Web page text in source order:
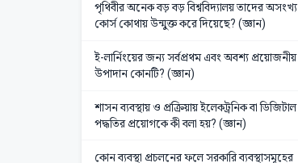
পৃথিবীর অনেক বড় বড় বিশ্ববিদ্যালয় তাদের অসংখ্য
কোর্স কোথায় উন্মুক্ত করে দিয়েছে? (জ্ঞান)
ই-লার্নিংয়ের জন্য সর্বপ্রথম এবং অবশ্য প্রয়োজনীয়
উপাদান কোনটি? (জ্ঞান)
শাসন ব্যবস্থায় ও প্রক্রিয়ায় ইলেকট্রনিক বা ডিজিটাল
পদ্ধতির প্রয়োগকে কী বলা হয়? (জ্ঞান)
কোন ব্যবস্থা প্রচলনের ফলে সরকারি ব্যবস্থাসমূহের